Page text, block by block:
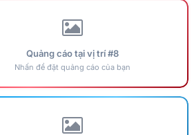
Quảng cáo tại vị trí #8
Nhấn để đặt quảng cáo của bạn